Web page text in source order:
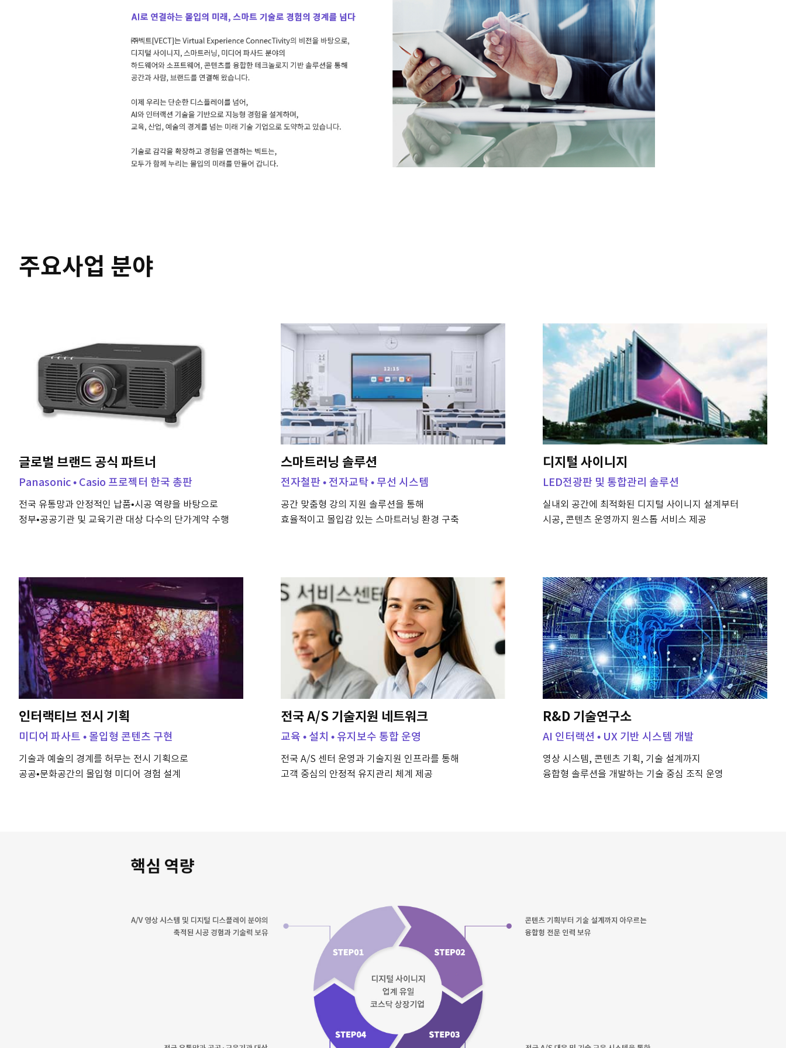
주요사업 분야
글로벌 브랜드 공식 파트너
Panasonic • Casio 프로젝터 한국 총판
전국 유통망과 안정적인 납품•시공 역량을 바탕으로
정부•공공기관 및 교육기관 대상 다수의 단가계약 수행
스마트러닝 솔루션
전자철판 • 전자교탁 • 무선 시스템
공간 맞춤형 강의 지원 솔루션을 통해
효율적이고 몰입감 있는 스마트러닝 환경 구축
디지털 사이니지
LED전광판 및 통합관리 솔루션
실내외 공간에 최적화된 디지털 사이니지 설계부터
시공, 콘텐츠 운영까지 원스톱 서비스 제공
인터랙티브 전시 기획
미디어 파사트 • 몰입형 콘텐츠 구현
기술과 예술의 경계를 허무는 전시 기획으로
공공•문화공간의 몰입형 미디어 경험 설계
전국 A/S 기술지원 네트워크
교육 • 설치 • 유지보수 통합 운영
전국 A/S 센터 운영과 기술지원 인프라를 통해
고객 중심의 안정적 유지관리 체계 제공
R&D 기술연구소
AI 인터랙션 • UX 기반 시스템 개발
영상 시스템, 콘텐츠 기획, 기술 설계까지
융합형 솔루션을 개발하는 기술 중심 조직 운영